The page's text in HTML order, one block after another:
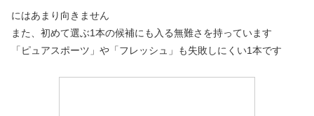
にはあまり向きません
また、初めて選ぶ1本の候補にも入る無難さを持っています
「ピュアスポーツ」や「フレッシュ」も失敗しにくい1本です